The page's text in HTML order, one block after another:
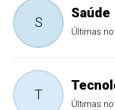
S
Saúde
Últimas
T
Últimas